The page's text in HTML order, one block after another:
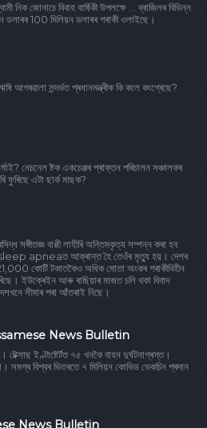
নিক জোনাচে বিবাহ বাৰ্ষিকী উপলক্ষে ... ব্ৰাজিলৰ বিভিন্ন
ডলাৰৰ 100 মিলিয়ন ডলাৰৰ গৰাকী ওলাইছে।
আগৰৱালা সন্দৰ্ভত প্ৰধানমন্ত্ৰীক কি কলে কংগ্ৰেছে?
নেচনেল ষ্টক একচেঞ্জৰ প্ৰাক্তন পৰিচালন সঞ্চালকৰ
ফুৰিছে এটা ছাৰ্ক মাছক?
সঙ্গীতজ্ঞ বাপ্পী লাহীৰি অন্তিমকৃত্য সম্পন্ন কৰা হব
sleep apneaত আক্ৰান্ত হৈ তেওঁৰ মৃত্যু হয়। দেশৰ
কোটি টকাতকৈও অধিক মোতা অংকৰ গৰাকীবিহীন
ইউক্ৰেইন আৰু ৰাছিয়াৰ মাজত চলি থকা বিবাদ
সীমাৰ পৰা আঁতৰাই নিছে।
News Bulletin
ইণ্টাষ্টেৰ্টত ৭৫ খনকৈ বাহন দুৰ্ঘটনাগ্ৰস্ত।
সমগ্ৰ বিশ্বৰ ভিতৰতে ৭ মিলিয়ন কোভিড ভেকচিন প্ৰদান
News Bulletin